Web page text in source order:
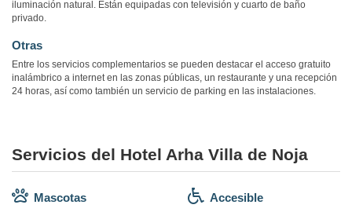
iluminación natural. Están equipadas con televisión y cuarto de baño
privado.
Otras
Entre los servicios complementarios se pueden destacar el acceso gratuito
inalámbrico a internet en las zonas públicas, un restaurante y una recepción
24 horas, así como también un servicio de parking en las instalaciones.
Servicios del Hotel Arha Villa de Noja
Mascotas Accesible